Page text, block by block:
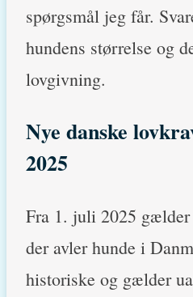
spørgsmål jeg får.
hundens størrelse og
lovgivning.
Nye danske
2025
Fra 1. juli 2025
der avler hunde i
historiske og gælder